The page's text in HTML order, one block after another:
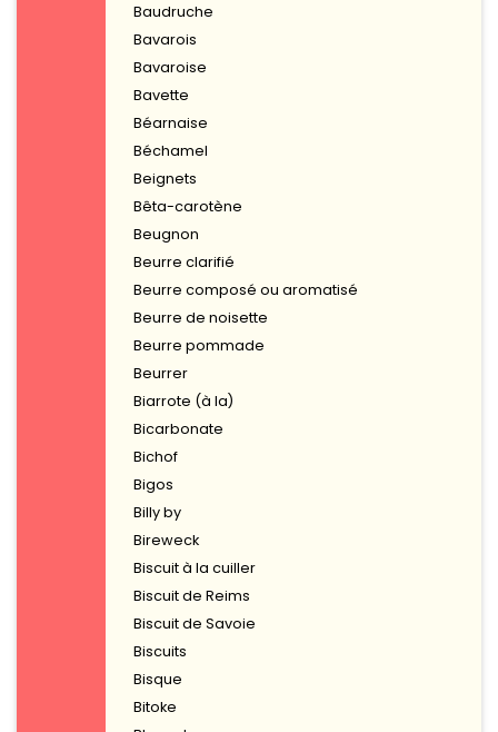
Baudruche
Bavarois
Bavaroise
Bavette
Béarnaise
Béchamel
Beignets
Bêta-carotène
Beugnon
Beurre clarifié
Beurre composé ou aromatisé
Beurre de noisette
Beurre pommade
Beurrer
Biarrote (à la)
Bicarbonate
Bichof
Bigos
Billy by
Bireweck
Biscuit à la cuiller
Biscuit de Reims
Biscuit de Savoie
Biscuits
Bisque
Bitoke